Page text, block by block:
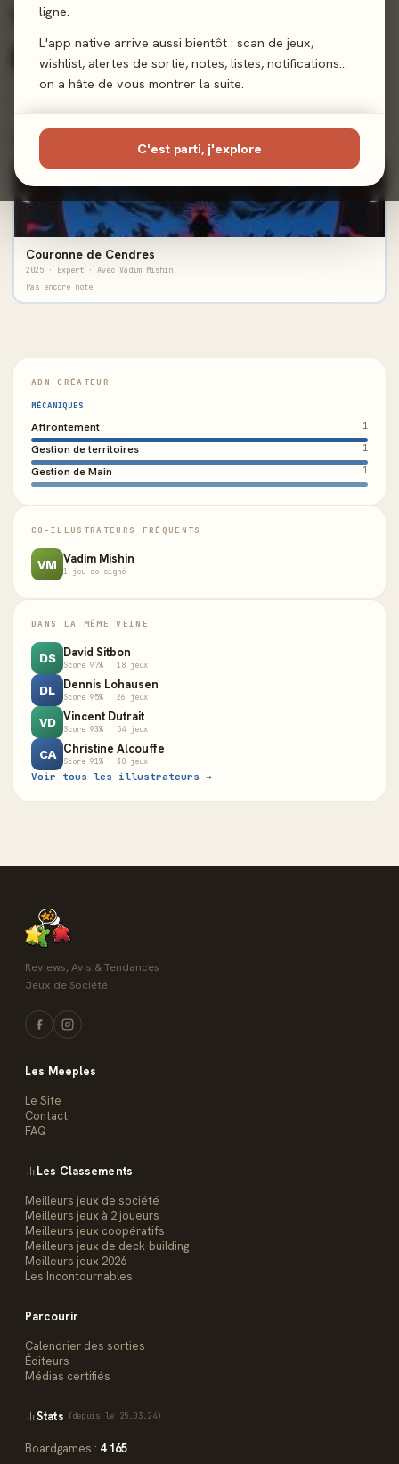
ligne.
L'app native arrive aussi bientôt : scan de jeux,
wishlist, alertes de sortie, notes, listes, notifications…
on a hâte de vous montrer la suite.
C'est parti, j'explore
Ludographie complète
Tous (1) Expert (1)
INCONTOURNABLES ≥ 90%
co-signé
Couronne de Cendres
2025 · Expert · Avec Vadim Mishin
Pas encore noté
ADN CRÉATEUR
MÉCANIQUES
Affrontement 1
Gestion de territoires 1
Gestion de Main 1
CO-ILLUSTRATEURS FRÉQUENTS
VM Vadim Mishin
1 jeu co-signé
DANS LA MÊME VEINE
DS David Sitbon
Score 97% · 18 jeux
DL Dennis Lohausen
Score 95% · 26 jeux
VD Vincent Dutrait
Score 93% · 54 jeux
CA Christine Alcouffe
Score 91% · 30 jeux
Voir tous les illustrateurs →
Reviews, Avis & Tendances
Jeux de Société
Les Meeples
Le Site
Contact
FAQ
Les Classements
Meilleurs jeux de société
Meilleurs jeux à 2 joueurs
Meilleurs jeux coopératifs
Meilleurs jeux de deck-building
Meilleurs jeux 2026
Les Incontournables
Parcourir
Calendrier des sorties
Éditeurs
Médias certifiés
Stats (depuis le 25.03.24)
Boardgames : 4 165